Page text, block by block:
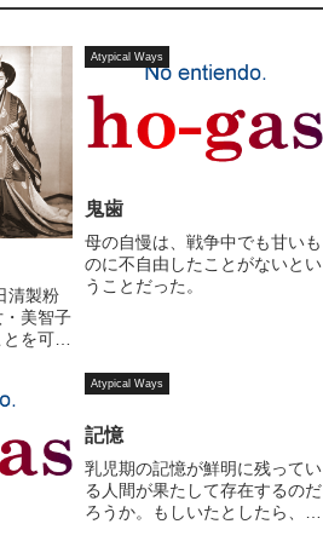
清製粉
美智子
を可決
してい
皇太子
トーナ
出会い、
Atypical Ways
鬼歯
母の自慢は、戦争中でも甘いも
のに不自由したことがないとい
うことだった。
Atypical Ways
記憶
乳児期の記憶が鮮明に残ってい
る人間が果たして存在するのだ
ろうか。もしいたとしたら、是